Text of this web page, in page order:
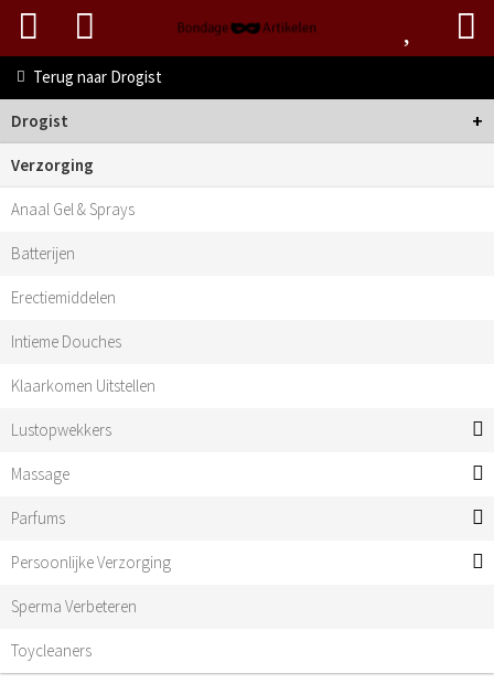
Terug naar Drogist
Drogist +
Verzorging
Anaal Gel & Sprays
Batterijen
Erectiemiddelen
Intieme Douches
Klaarkomen Uitstellen
Lustopwekkers
Massage
Parfums
Persoonlijke Verzorging
Sperma Verbeteren
Toycleaners